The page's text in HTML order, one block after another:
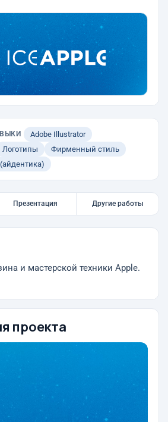
Adobe Illustrator
Логотипы
Фирменный стиль
Презентация Другие работы
и мастерской техники Apple.
проекта